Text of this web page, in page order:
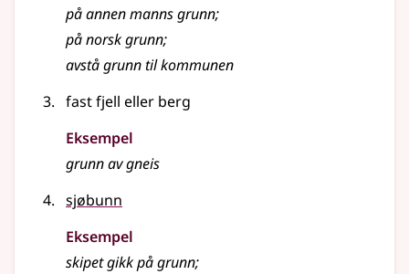
på annen mannsgrunn;
på norskgrunn;
avstågrunntil kommunen
fast fjell eller berg
Eksempel
grunnav gneis
sjøbunn
Eksempel
skipet gikk pågrunn;